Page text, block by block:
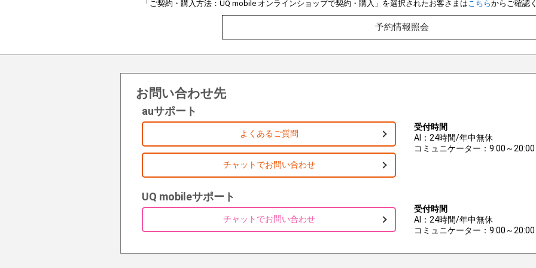
「ご契約・購入方法：UQ mobile オンラインショップで契約・購入」を選択されたお客さまはこちらからご確認
予約情報照会
お問い合わせ先
auサポート
よくあるご質問
チャットでお問い合わせ
受付時間
AI：24時間/年中無休
コミュニケーター：9:00～20:00
UQ mobileサポート
チャットでお問い合わせ
受付時間
AI：24時間/年中無休
コミュニケーター：9:00～20:00